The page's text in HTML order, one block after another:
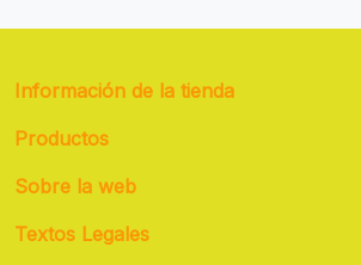
Información de la tienda
Productos
Sobre la web
Textos Legales